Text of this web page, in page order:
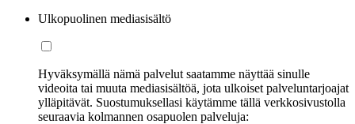
Ulkopuolinen mediasisältö
Hyväksymällä nämä palvelut saatamme näyttää sinulle
videoita tai muuta mediasisältöä, jota ulkoiset palveluntarjoajat
ylläpitävät. Suostumuksellasi käytämme tällä verkkosivustolla
seuraavia kolmannen osapuolen palveluja: